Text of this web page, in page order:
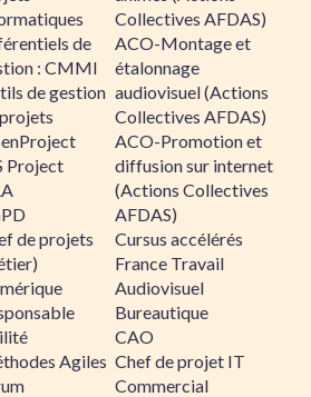
de
: CMMI
de gestion
Project
de projets
Agiles
Collectives AFDAS)
ACO-Montage et
étalonnage
audiovisuel (Actions
Collectives AFDAS)
ACO-Promotion et
diffusion sur internet
(Actions Collectives
AFDAS)
Cursus accélérés
France Travail
Audiovisuel
Bureautique
CAO
Chef de projet IT
Commercial